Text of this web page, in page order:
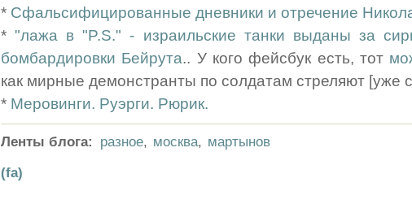
* Сфальсифицированные дневники и отречение
*"лажа в "P.S." - израильские танки выданы за
бомбардировки Бейрута.. У кого фейсбук есть, тот
как мирные демонстранты по солдатам стреляют [уже
* Меровинги. Руэрги. Рюрик.
Ленты блога: разное, москва, мартынов
(fa)